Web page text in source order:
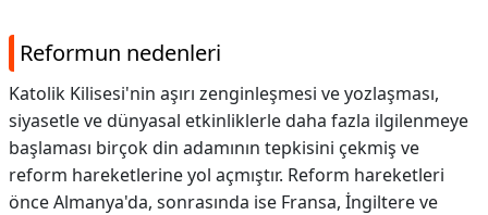
Reformun nedenleri
Katolik Kilisesi'nin aşırı zenginleşmesi ve yozlaşması,
siyasetle ve dünyasal etkinliklerle daha fazla ilgilenmeye
başlaması birçok din adamının tepkisini çekmiş ve
reform hareketlerine yol açmıştır. Reform hareketleri
önce Almanya'da, sonrasında ise Fransa, İngiltere ve